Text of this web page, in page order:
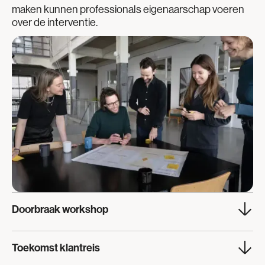
maken kunnen professionals eigenaarschap voeren
over de interventie.
Doorbraak workshop
een doorbraak op het vastgelopen vraagstuk. Er worden
Toekomst klantreis